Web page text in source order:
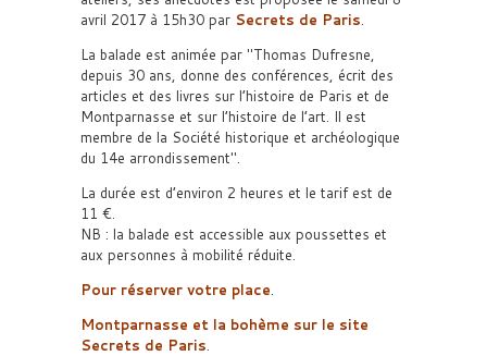
avril 2017 à 15h30 par Secrets de Paris.
La balade est animée par
Thomas Dufresne,
depuis 30 ans, donne des conférences, écrit des
articles et des livres sur l’histoire de Paris et de
Montparnasse et sur l’histoire de l’art. Il est
membre de la Société historique et archéologique
du 14e arrondissement .
La durée est d’environ 2 heures et le tarif est de
11 €.
NB : la balade est accessible aux poussettes et
aux personnes à mobilité réduite.
Pour réserver votre place.
Montparnasse et la bohème sur le site
Secrets de Paris.